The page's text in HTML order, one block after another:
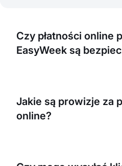
Czy płatności online
EasyWeek są
najnowocześniejszych
współpracujemy z
Jakie są prowizje za
online?